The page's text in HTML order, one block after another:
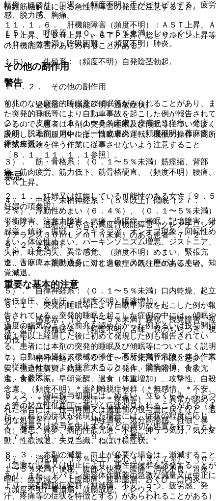
転倒、ほてり、口渇、（頻度不明）手がピリピリする、疲労
感、脱力感、胸痛。
１５）． 呼吸器：（０．１〜５％未満）しゃっくり、
（０．１％未満）呼吸困難、（頻度不明）肺炎。
１６）． 生殖系：（頻度不明）自発陰茎勃起。
警告
前兆のない突発的睡眠及び傾眠等がみられることがあり、ま
た突発的睡眠等により自動車事故を起こした例が報告されて
いるので、患者に本剤の突発的睡眠及び傾眠等についてよく
説明し、本剤服用中には、自動車の運転、機械の操作、高所
作業等危険を伴う作業に従事させないよう注意すること
〔８．１、１１．１．１参照〕。
禁忌
２．１． 妊婦又は妊娠している可能性のある女性〔９．５
妊婦の項参照〕。
２．２． 透析患者を含む高度腎機能障害（クレアチニンク
リアランス３０ｍＬ／ｍｉｎ未満）のある患者〔７．２、
９．２．２参照〕。
２．３． 本剤の成分に対し過敏症の既往歴のある患者。
重要な基本的注意
８．１． 突発的睡眠等により自動車事故を起こした例が報
告されている。突発的睡眠を起こした症例の中には、傾眠や
過度の眠気のような前兆を認めなかった例あるいは投与開始
後１年以上経過した後に初めて発現した例も報告されてい
る。患者には本剤の突発的睡眠及び傾眠等についてよく説明
し、自動車の運転、機械の操作、高所作業等危険を伴う作業
に従事させないよう注意すること〔１．警告の項、１１．
１．１参照〕。
８．２． 特に投与初期には、めまい、立ちくらみ、ふらつ
き等の起立性低血圧に基づく症状が見られることがある（ま
た、これらの症状が発現した場合には、症状の程度に応じ
て、減量又は投与を中止するなどの適切な処置を行うこと）
〔７．１、９．１．２、９．１．３参照〕。
８．３． 本剤の減量、中止が必要な場合は、漸減すること
（急激な減量又は中止により、悪性症候群を誘発することが
あり、また、ドパミン受容体作動薬の急激な減量又は中止に
より、薬剤離脱症候群（無感情、不安、うつ、疲労感、発
汗、疼痛等の症状を特徴とする）があらわれることがある）
横紋筋融解症による急性腎障害の発症に注意すること。
１１．１．６． 肝機能障害（頻度不明）：ＡＳＴ上昇、Ａ
ＬＴ上昇、ＬＤＨ上昇、γ−ＧＴＰ上昇、総ビリルビン上昇等
の肝機能障害があらわれることがある。
その他の副作用
１１．２． その他の副作用
１）． 過敏症：（頻度不明）過敏症状。
２）． 皮膚：（０．１〜５％未満）皮膚そう痒症、発疹、
多汗、脱毛症、アレルギー性皮膚炎、（頻度不明）蕁麻疹、
網状皮斑。
３）． 筋・骨格系：（０．１〜５％未満）筋痙縮、背部
痛、筋肉疲労、筋力低下、筋骨格硬直、（頻度不明）腰痛、
ＣＫ上昇。
４）． 中枢・末梢神経系：（５％以上）傾眠（２７．
２％）、浮動性めまい（６．４％）、（０．１〜５％未満）
平衡障害、注意力障害、頭痛、過眠症、嗜眠、記憶障害、錯
感覚、鎮静、振戦、ジスキネジア、オンオフ現象、回転性め
まい、体位性めまい、パーキンソニズム増悪、ジストニア、
失神、味覚消失、異常感覚、（頻度不明）めまい、緊張亢
進、舌麻痺、運動過多、ミオクローヌス、声が出にくい、知
覚減退。
５）． 自律神経系：（０．１〜５％未満）口内乾燥、起立
性低血圧、高血圧、（頻度不明）唾液増加。
６）． 感覚器：（０．１〜５％未満）霧視、視覚障害、複
視、羞明、眼精疲労、（頻度不明）苦味、眼のちらつき、視
力低下。
７）． 精神神経系：（０．１〜５％未満）不眠、悪夢、不
安、強迫性購買、錯覚、パニック発作、病的賭博、食欲亢
進、食欲不振、早朝覚醒、過食（体重増加）、攻撃性、自殺
念慮、（頻度不明）＊薬剤離脱症候群（＊無感情、＊不安、
＊うつ、＊疲労感、＊発汗、＊疼痛等）［＊：異常が認めら
れた場合には、投与再開又は減量前の投与量に戻すなど、適
切な処置を行うこと］、神経過敏、気分高揚感、徘徊、暴
食、健忘、異夢、病的性欲亢進、不穏、抑うつ気分、気分変
動、性欲減退、失見当識、ねぼけ様症状。
８）． 消化管：（５％以上）悪心（１３．７％）、（０．
１〜５％未満）便秘、腹部不快感、腹痛、消化不良、胃炎、
嘔吐、体重減少、上腹部痛、腹部膨満、おくび、口内炎、
（頻度不明）胃潰瘍、鼓腸放屁、イレウス。